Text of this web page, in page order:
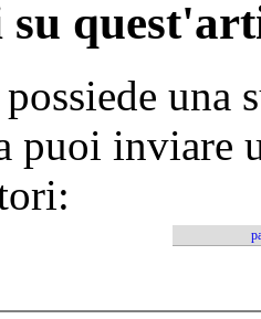
su
una
puoi inviare